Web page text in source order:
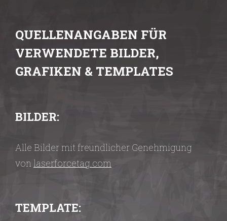
QUELLENANGABEN FÜR
VERWENDETE BILDER,
GRAFIKEN & TEMPLATES
BILDER:
Alle Bilder mit freundlicher Genehmigung
von laserforcetag.com
TEMPLATE: